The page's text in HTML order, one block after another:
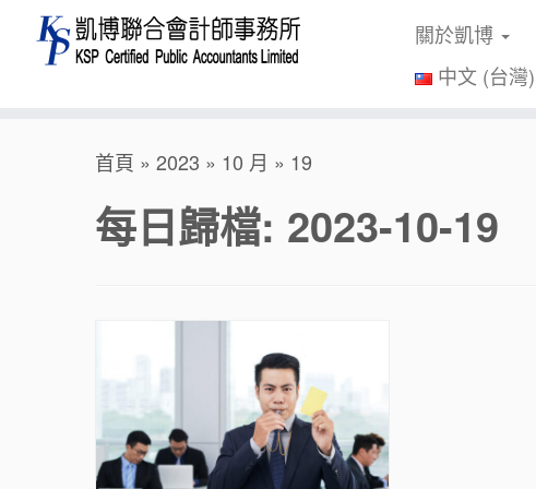
關於凱博
中文 (台灣)
首頁 » 2023 » 10 月 » 19
每日歸檔: 2023-10-19